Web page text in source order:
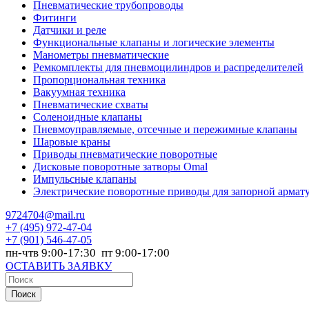
Пневматические трубопроводы
Фитинги
Датчики и реле
Функциональные клапаны и логические элементы
Манометры пневматические
Ремкомплекты для пневмоцилиндров и распределителей
Пропорциональная техника
Вакуумная техника
Пневматические схваты
Соленоидные клапаны
Пневмоуправляемые, отсечные и пережимные клапаны
Шаровые краны
Приводы пневматические поворотные
Дисковые поворотные затворы Omal
Импульсные клапаны
Электрические поворотные приводы для запорной
9724704@mail.ru
+7 (495) 972-47-04
+7 (901) 546-47-05
пн-чтв 9:00-17:30 пт 9:00-17:00
ОСТАВИТЬ ЗАЯВКУ
Поиск